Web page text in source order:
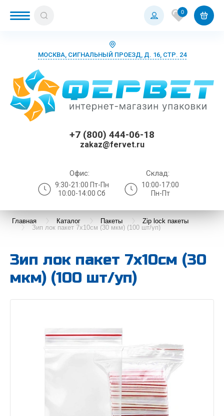
0
МОСКВА, СИГНАЛЬНЫЙ ПРОЕЗД, Д. 16, СТР. 24
+7 (800) 444-06-18
zakaz@fervet.ru
Офис:
9:30-21:00 Пт-Пн
10:00-14:00 Сб
Склад:
10:00-17:00
Пн-Пт
Главная Каталог Пакеты
Zip lock пакеты
Зип лок пакет 7х10см (30 мкм) (100 шт/уп)
Зип лок пакет 7х10см (30
мкм) (100 шт/уп)